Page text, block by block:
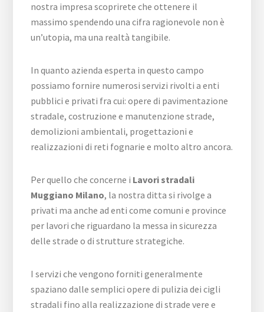
nostra impresa scoprirete che ottenere il
massimo spendendo una cifra ragionevole non è
un’utopia, ma una realtà tangibile.
In quanto azienda esperta in questo campo
possiamo fornire numerosi servizi rivolti a enti
pubblici e privati fra cui: opere di pavimentazione
stradale, costruzione e manutenzione strade,
demolizioni ambientali, progettazioni e
realizzazioni di reti fognarie e molto altro ancora.
Per quello che concerne i Lavori stradali
Muggiano Milano, la nostra ditta si rivolge a
privati ma anche ad enti come comuni e province
per lavori che riguardano la messa in sicurezza
delle strade o di strutture strategiche.
I servizi che vengono forniti generalmente
spaziano dalle semplici opere di pulizia dei cigli
stradali fino alla realizzazione di strade vere e